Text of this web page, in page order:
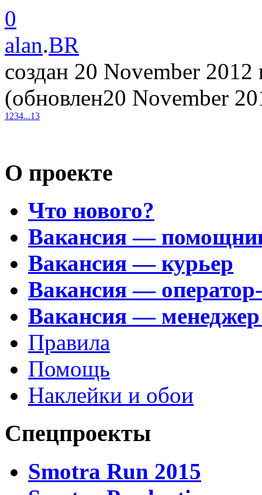
0
alan.BR
создан 20 November 2012
(обновлен20 November
1 234...13
О проекте
Что нового?
Вакансия —
Вакансия — курьер
Вакансия —
Вакансия —
Правила
Помощь
Наклейки и обои
Спецпроекты
Smotra Run 2015